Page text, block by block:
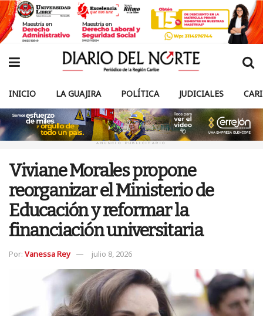
INICIO LA GUAJIRA POLÍTICA JUDICIALES
ANUNCIO PUBLICITARIO
Viviane Morales propone
reorganizar el Ministerio de
Educación y reformar la
financiación universitaria
Por: Vanessa Rey julio 8, 2026